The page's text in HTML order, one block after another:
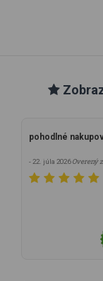
pohodlné
- 22. júla 2026Overený